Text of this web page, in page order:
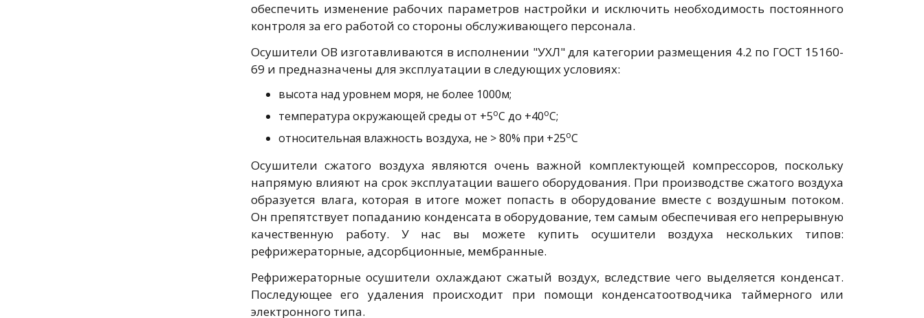
обеспечить изменение рабочих параметров настройки и исключить необходимость постоянного
контроля за его работой со стороны обслуживающего персонала.
Осушители ОВ изготавливаются в исполнении "УХЛ" для категории размещения 4.2 по ГОСТ 15160-
69 и предназначены для эксплуатации в следующих условиях:
высота над уровнем моря, не более 1000м;
температура окружающей среды от +5оС до +40оС;
относительная влажность воздуха, не > 80% при +25оС
Осушители сжатого воздуха являются очень важной комплектующей компрессоров, поскольку
напрямую влияют на срок эксплуатации вашего оборудования. При производстве сжатого воздуха
образуется влага, которая в итоге может попасть в оборудование вместе с воздушным потоком.
Он препятствует попаданию конденсата в оборудование, тем самым обеспечивая его непрерывную
качественную работу. У нас вы можете купить осушители воздуха нескольких типов:
рефрижераторные, адсорбционные, мембранные.
Рефрижераторные осушители охлаждают сжатый воздух, вследствие чего выделяется конденсат.
Последующее его удаления происходит при помощи конденсатоотводчика таймерного или
электронного типа.